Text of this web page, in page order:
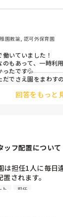
園教諭, 認可外保育園
いていました！
のもあって、一時利
ったです💦
だでさえ園をまわす
回答をもっと
ッフ配置について
は担任1人に毎日
されます。
ラスだと、補助
ト 担任